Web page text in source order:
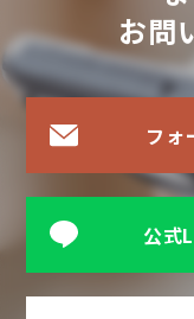
お問
フォ
公式